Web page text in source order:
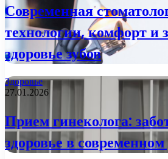
Современная
технологии, комфорт и
здоровье зубов
Здоровье
27.01.2026
Прием гинеколога:
здоровье в